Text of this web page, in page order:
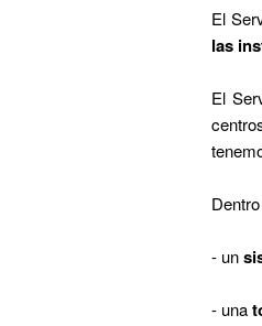
El
las
El
- un
- una